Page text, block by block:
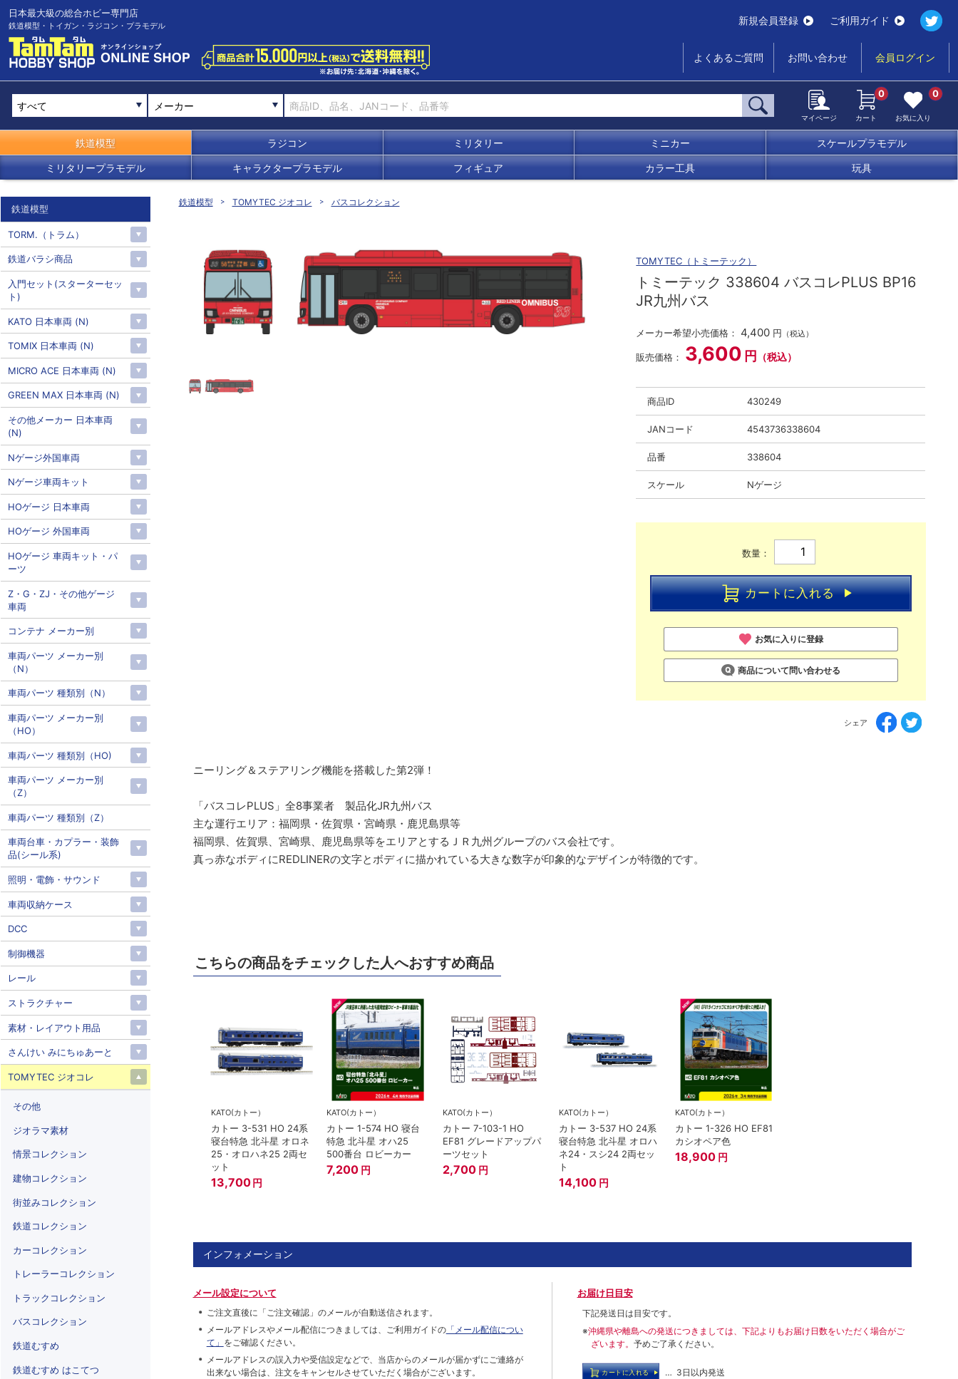
日本最大級の総合ホビー専門店
鉄道模型・トイガン・ラジコン・プラモデル 新規会員登録 ご利用ガイド
よくあるご質問 お問い合わせ 会員ログイン
メーカー
マイページ カート
0
お気に入り
0
鉄道模型 ラジコン ミリタリー ミニカー スケールプラモデル
ミリタリープラモデル キャラクタープラモデル フィギュア カラー工具 玩具
鉄道模型 TOMYTEC ジオコレ バスコレクション
TOMYTEC（トミーテック）
トミーテック 338604 バスコレPLUS BP16
JR九州バス
メーカー希望小売価格： 4,400 円 （税込）
販売価格： 3,600 円 （税込）
商品ID 430249
JANコード 4543736338604
品番 338604
スケール Nゲージ
数量：
カートに入れる
お気に入りに登録
商品について問い合わせる
シェア
ニーリング＆ステアリング機能を搭載した第2弾！
「バスコレPLUS」全8事業者 製品化JR九州バス
主な運行エリア：福岡県・佐賀県・宮崎県・鹿児島県等
福岡県、佐賀県、宮崎県、鹿児島県等をエリアとするＪＲ九州グループのバス会社です。
真っ赤なボディにREDLINERの文字とボディに描かれている大きな数字が印象的なデザインが特徴的です。
こちらの商品をチェックした人へおすすめ商品
KATO(カトー）
カトー 3-531 HO 24系
寝台特急 北斗星 オロネ
25・オロハネ25 2両セ
ット
13,700 円
KATO(カトー）
カトー 1-574 HO 寝台
特急 北斗星 オハ25
500番台 ロビーカー
7,200 円
KATO(カトー）
カトー 7-103-1 HO
EF81 グレードアップパ
ーツセット
2,700 円
KATO(カトー）
カトー 3-537 HO 24系
寝台特急 北斗星 オロハ
ネ24・スシ24 2両セッ
ト
14,100 円
KATO(カトー）
カトー 1-326 HO EF81
カシオペア色
18,900 円
インフォメーション
メール設定について
ご注文直後に「ご注文確認」のメールが自動送信されます。
メールアドレスやメール配信につきましては、ご利用ガイドの「メール配信につい
て」 をご確認ください。
メールアドレスの誤入力や受信設定などで、当店からのメールが届かずにご連絡が
出来ない場合は、注文をキャンセルさせていただく場合がございます。
お届け日目安
下記発送日は目安です。
※沖縄県や離島への発送につきましては、下記よりもお届け日数をいただく場合がご
ざいます。 予めご了承ください。
カートに入れる … 3日以内発送
鉄道模型
TORM.（トラム）
鉄道バラシ商品
入門セット(スターターセッ
ト)
KATO 日本車両 (N)
TOMIX 日本車両 (N)
MICRO ACE 日本車両 (N)
GREEN MAX 日本車両 (N)
その他メーカー 日本車両
(N)
Nゲージ外国車両
Nゲージ車両キット
HOゲージ 日本車両
HOゲージ 外国車両
HOゲージ 車両キット・パ
ーツ
Z・G・ZJ・その他ゲージ
車両
コンテナ メーカー別
車両パーツ メーカー別
（N）
車両パーツ 種類別（N）
車両パーツ メーカー別
（HO）
車両パーツ 種類別（HO)
車両パーツ メーカー別
（Z）
車両パーツ 種類別（Z）
車両台車・カプラー・装飾
品(シール系)
照明・電飾・サウンド
車両収納ケース
DCC
制御機器
レール
ストラクチャー
素材・レイアウト用品
さんけい みにちゅあーと
TOMYTEC ジオコレ
その他
ジオラマ素材
情景コレクション
建物コレクション
街並みコレクション
鉄道コレクション
カーコレクション
トレーラーコレクション
トラックコレクション
バスコレクション
鉄道むすめ
鉄道むすめ はこてつ